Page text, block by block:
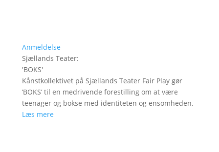
Anmeldelse
Sjællands Teater:
'BOKS'
Kånstkollektivet på Sjællands Teater Fair Play gør
’BOKS’ til en medrivende forestilling om at være
teenager og bokse med identiteten og ensomheden.
Læs mere